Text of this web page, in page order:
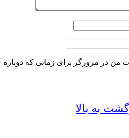
در مرورگر برای زمانی که دوباره
به بالا